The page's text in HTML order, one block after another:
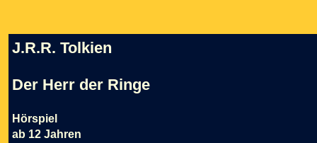
J.R.R. Tolkien
Der Herr der Ringe
Hörspiel
ab 12 Jahren